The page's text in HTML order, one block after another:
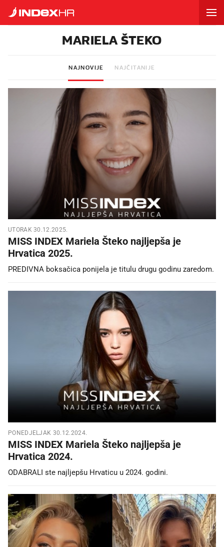
MARIELA ŠTEKO
NAJNOVIJE NAJČITANIJE
UTORAK 30.12.2025.
MISS INDEX Mariela Šteko najljepša je
Hrvatica 2025.
PREDIVNA boksačica ponijela je titulu drugu godinu zaredom.
PONEDJELJAK 30.12.2024.
MISS INDEX Mariela Šteko najljepša je
Hrvatica 2024.
ODABRALI ste najljepšu Hrvaticu u 2024. godini.